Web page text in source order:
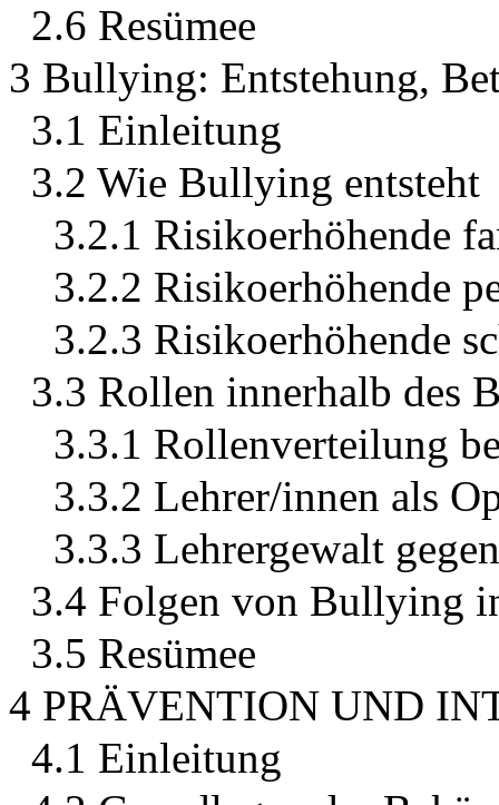
2.6 Resümee
3 Bullying: Entstehung,
3.1 Einleitung
3.2 Wie Bullying entsteht
3.2.1 Risikoerhöhende
3.2.2 Risikoerhöhende
3.2.3 Risikoerhöhende
3.3 Rollen innerhalb des
3.3.1 Rollenverteilung
3.3.2 Lehrer/innen als
3.3.3 Lehrergewalt
3.4 Folgen von Bullying
3.5 Resümee
4 PRÄVENTION UND
4.1 Einleitung